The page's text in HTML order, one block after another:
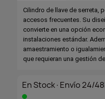
Cilindro de llave de serreta,
accesos frecuentes. Su
convierte en una opción
instalaciones estándar.
amaestramiento o
que requieran una gestión
En Stock·Envío 24/